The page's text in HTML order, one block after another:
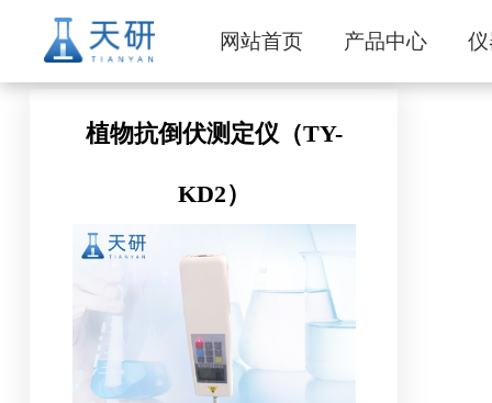
网站首页 产品中心
植物抗倒伏测定仪（TY-
KD2）